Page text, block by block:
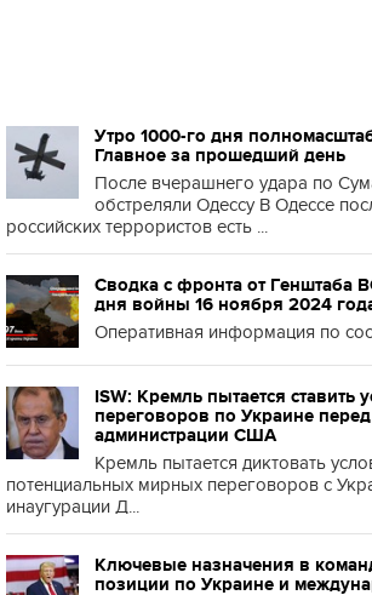
Утро 1000-го дня
Главное за прошедший день
После вчерашнего удара по
обстреляли Одессу В Одессе
российских террористов есть ...
Сводка с фронта от Генштаба
дня войны 16 ноября 2024
Оперативная информация по
ISW: Кремль пытается ставить
переговоров по Украине
администрации США
Кремль пытается диктовать
потенциальных мирных переговоров с
инаугурации Д...
Ключевые назначения в
позиции по Украине и